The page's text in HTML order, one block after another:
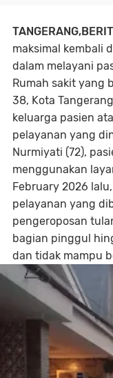
maksimal kembali
dalam melayani
Rumah sakit yang
38, Kota
keluarga pasien
pelayanan yang
Nurmiyati (72),
menggunakan
February 2026
pelayanan yang
pengeroposan
bagian pinggul
dan tidak mampu